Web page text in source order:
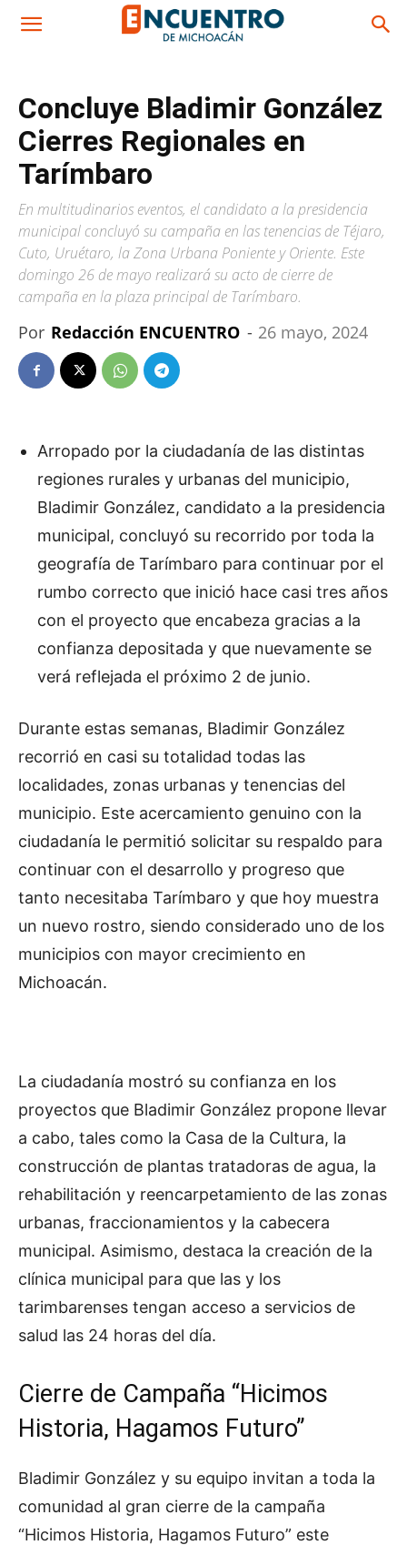
Concluye Bladimir González
Cierres Regionales en
Tarímbaro
En multitudinarios eventos, el candidato a la presidencia
municipal concluyó su campaña en las tenencias de Téjaro,
Cuto, Uruétaro, la Zona Urbana Poniente y Oriente. Este
domingo 26 de mayo realizará su acto de cierre de
campaña en la plaza principal de Tarímbaro.
Por Redacción ENCUENTRO - 26 mayo, 2024
Arropado por la ciudadanía de las distintas
regiones rurales y urbanas del municipio,
Bladimir González, candidato a la presidencia
municipal, concluyó su recorrido por toda la
geografía de Tarímbaro para continuar por el
rumbo correcto que inició hace casi tres años
con el proyecto que encabeza gracias a la
confianza depositada y que nuevamente se
verá reflejada el próximo 2 de junio.
Durante estas semanas, Bladimir González
recorrió en casi su totalidad todas las
localidades, zonas urbanas y tenencias del
municipio. Este acercamiento genuino con la
ciudadanía le permitió solicitar su respaldo para
continuar con el desarrollo y progreso que
tanto necesitaba Tarímbaro y que hoy muestra
un nuevo rostro, siendo considerado uno de los
municipios con mayor crecimiento en
Michoacán.
La ciudadanía mostró su confianza en los
proyectos que Bladimir González propone llevar
a cabo, tales como la Casa de la Cultura, la
construcción de plantas tratadoras de agua, la
rehabilitación y reencarpetamiento de las zonas
urbanas, fraccionamientos y la cabecera
municipal. Asimismo, destaca la creación de la
clínica municipal para que las y los
tarimbarenses tengan acceso a servicios de
salud las 24 horas del día.
Cierre de Campaña “Hicimos
Historia, Hagamos Futuro”
Bladimir González y su equipo invitan a toda la
comunidad al gran cierre de la campaña
“Hicimos Historia, Hagamos Futuro” este